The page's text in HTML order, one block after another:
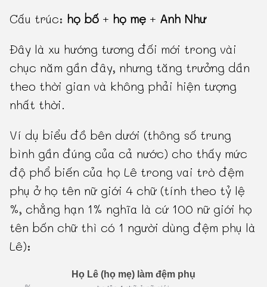
Cấu trúc: họ bố + họ mẹ + Anh Như
Đây là xu hướng tương đối mới trong vài
chục năm gần đây, nhưng tăng trưởng dần
theo thời gian và không phải hiện tượng
nhất thời.
Ví dụ biểu đồ bên dưới (thông số trung
bình gần đúng của cả nước) cho thấy mức
độ phổ biến của họ Lê trong vai trò đệm
phụ ở họ tên nữ giới 4 chữ (tính theo tỷ lệ
%, chẳng hạn 1% nghĩa là cứ 100 nữ giới họ
tên bốn chữ thì có 1 người dùng đệm phụ là
Lê):